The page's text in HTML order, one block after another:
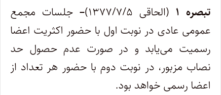
تبصره ۱
(الحاقی ۱۳۷۷/۷/۵) – جلسات مجمع
عمومی عادی در نوبت اول با حضور اکثریت اعضا
رسمیت می‌یابد و در صورت عدم حصول حد
نصاب مزبور، در نوبت دوم با حضور هر تعداد از
اعضا رسمی خواهد بود.